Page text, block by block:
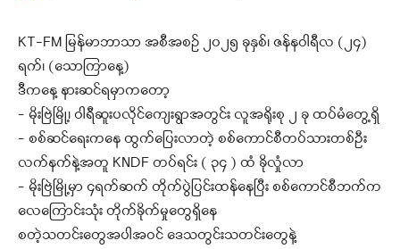
KT-FM မြန်မာဘာသာ အစီအစဉ် ၂၀၂၅ ခုနှစ်၊ ဇန်နဝါရီလ (၂၄)
ရက်၊ (သောကြာနေ့)
ဒီကနေ့ နားဆင်ရမှာကတော့
– မိုးဗြဲမြို့၊ ဝါရီဆူးပလိုင်ကျေးရွာအတွင်း လူအရိုးစု ၂ ခု ထပ်မံတွေ့ရှိ
– စစ်ဆင်ရေးကနေ ထွက်ပြေးလာတဲ့ စစ်ကောင်စီတပ်သားတစ်ဦး
လက်နက်နဲ့အတူ KNDF တပ်ရင်း ( ၃၄ ) ထံ ခိုလှုံလာ
– မိုးဗြဲမြို့မှာ ၄ရက်ဆက် တိုက်ပွဲပြင်းထန်နေပြီး စစ်ကောင်စီဘက်က
လေကြောင်းသုံး တိုက်ခိုက်မှုတွေရှိနေ
စတဲ့သတင်းတွေအပါအဝင် ဒေသတွင်းသတင်းတွေနဲ့